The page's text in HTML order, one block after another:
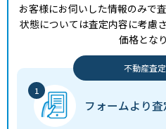
お客様にお伺いした情報のみで査
状態については査定内容に考慮
価格とな
不動産査
フォームより査